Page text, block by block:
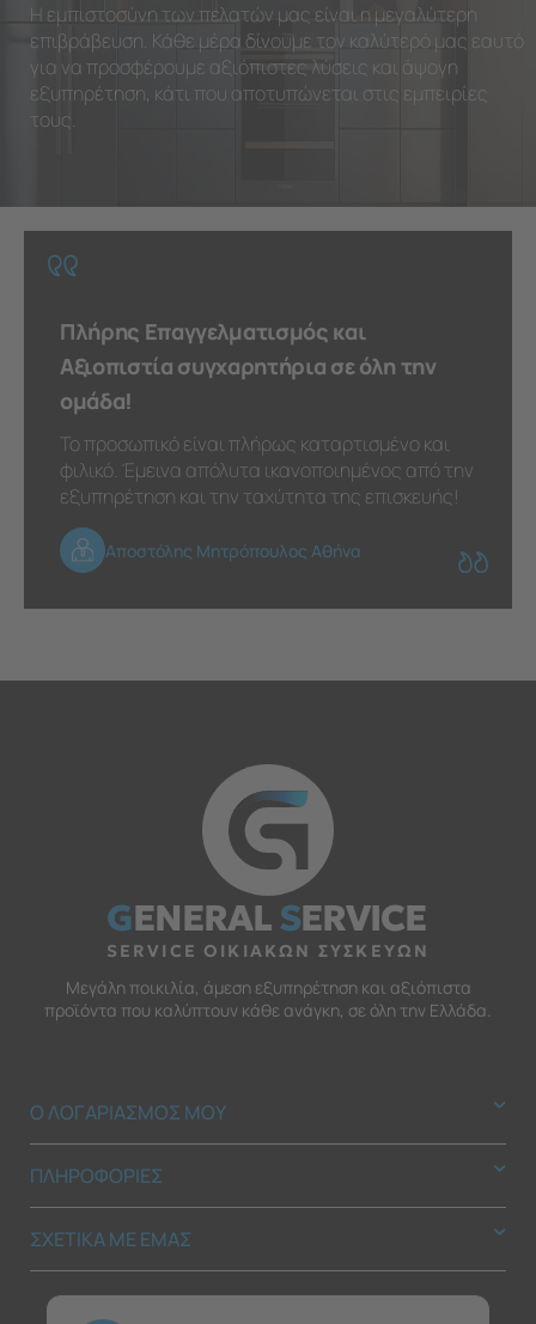
Η εμπιστοσύνη των πελατών μας είναι η μεγαλύτερη
επιβράβευση. Κάθε μέρα δίνουμε τον καλύτερό μας εαυτό
για να προσφέρουμε αξιόπιστες λύσεις και άψογη
εξυπηρέτηση, κάτι που αποτυπώνεται στις εμπειρίες
τους.
Πλήρης Επαγγελματισμός και
Αξιοπιστία συγχαρητήρια σε όλη την
ομάδα!
Το προσωπικό είναι πλήρως καταρτισμένο και
φιλικό. Έμεινα απόλυτα ικανοποιημένος από την
εξυπηρέτηση και την ταχύτητα της επισκευής!
Αποστόλης Μητρόπουλος Αθήνα
GENERALSERVICE
SERVICE ΟΙΚΙΑΚΩΝ ΣΥΣΚΕΥΩΝ
Μεγάλη ποικιλία, άμεση εξυπηρέτηση και αξιόπιστα
προϊόντα που καλύπτουν κάθε ανάγκη, σε όλη την Ελλάδα.
Ο ΛΟΓΑΡΙΑΣΜΟΣ ΜΟΥ
ΠΛΗΡΟΦΟΡΙΕΣ
ΣΧΕΤΙΚΑ ΜΕ ΕΜΑΣ